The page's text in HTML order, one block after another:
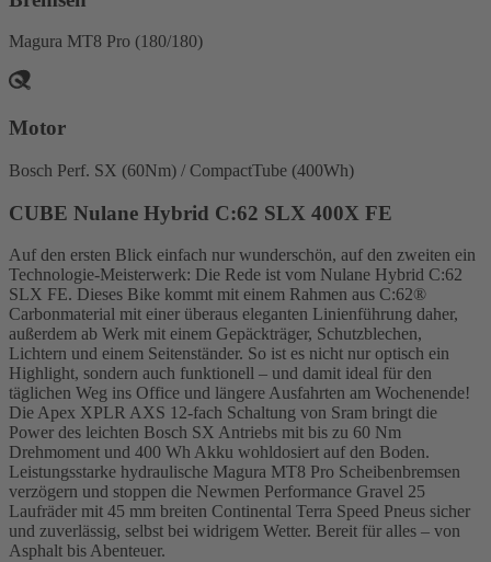
Magura MT8 Pro (180/180)
Motor
Bosch Perf. SX (60Nm) / CompactTube (400Wh)
CUBE Nulane Hybrid C:62 SLX 400X FE
Auf den ersten Blick einfach nur wunderschön, auf den zweiten ein
Technologie-Meisterwerk: Die Rede ist vom Nulane Hybrid C:62
SLX FE. Dieses Bike kommt mit einem Rahmen aus C:62®
Carbonmaterial mit einer überaus eleganten Linienführung daher,
außerdem ab Werk mit einem Gepäckträger, Schutzblechen,
Lichtern und einem Seitenständer. So ist es nicht nur optisch ein
Highlight, sondern auch funktionell – und damit ideal für den
täglichen Weg ins Office und längere Ausfahrten am Wochenende!
Die Apex XPLR AXS 12-fach Schaltung von Sram bringt die
Power des leichten Bosch SX Antriebs mit bis zu 60 Nm
Drehmoment und 400 Wh Akku wohldosiert auf den Boden.
Leistungsstarke hydraulische Magura MT8 Pro Scheibenbremsen
verzögern und stoppen die Newmen Performance Gravel 25
Laufräder mit 45 mm breiten Continental Terra Speed Pneus sicher
und zuverlässig, selbst bei widrigem Wetter. Bereit für alles – von
Asphalt bis Abenteuer.